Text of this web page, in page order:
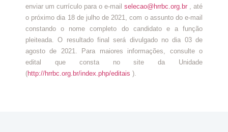
enviar um currículo para o e-mail selecao@hrrbc.org.br , até
o próximo dia 18 de julho de 2021, com o assunto do e-mail
constando o nome completo do candidato e a função
pleiteada. O resultado final será divulgado no dia 03 de
agosto de 2021. Para maiores informações, consulte o
edital que consta no site da Unidade
(http://hrrbc.org.br/index.php/editais ).